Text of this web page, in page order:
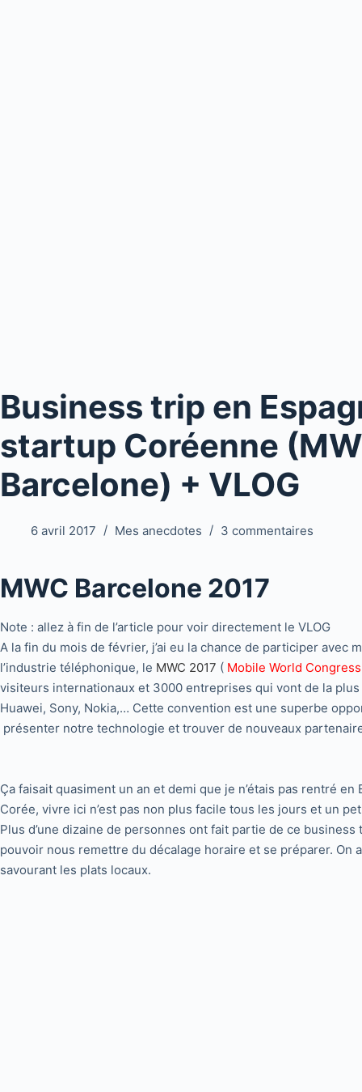
Business trip en
startup Coréenne
Barcelone) + VLOG
6 avril 2017 Mes anecdotes 3 commentaires
MWC Barcelone 2017
Note : allez à fin de l’article pour voir directement le VLOG
A la fin du mois de février, j’ai eu la chance de participer
l’industrie téléphonique, le MWC 2017 ( Mobile World Congress
visiteurs internationaux et 3000 entreprises qui vont de la
Huawei, Sony, Nokia,… Cette convention est une superbe
présenter notre technologie et trouver de nouveaux
Ça faisait quasiment un an et demi que je n’étais pas rentré
Corée, vivre ici n’est pas non plus facile tous les jours et un
Plus d’une dizaine de personnes ont fait partie de ce
pouvoir nous remettre du décalage horaire et se préparer.
savourant les plats locaux.